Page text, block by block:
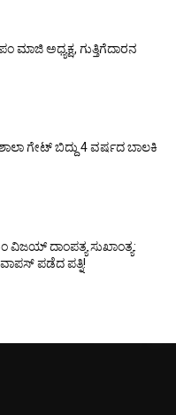
ಮಾಜಿ ಅಧ್ಯಕ್ಷ, ಗುತ್ತಿಗೆದಾರನ
ಶಾಲಾ ಗೇಟ್‌ ಬಿದ್ದು 4 ವರ್ಷದ ಬಾಲಕಿ
ವಿಜಯ್‌ ದಾಂಪತ್ಯ ಸುಖಾಂತ್ಯ:
ಪಡೆದ ಪತ್ನಿ!